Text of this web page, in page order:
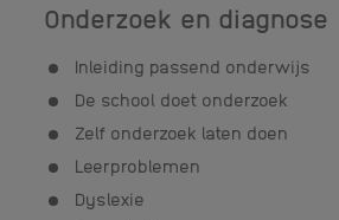
Onderzoek en diagnose
Inleiding passend onderwijs
De school doet onderzoek
Zelf onderzoek laten doen
Leerproblemen
Dyslexie